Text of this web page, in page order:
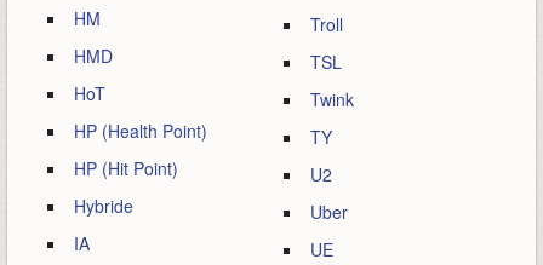
HM
HMD
HoT
HP (Health Point)
HP (Hit Point)
Hybride
IA
Troll
TSL
Twink
TY
U2
Uber
UE